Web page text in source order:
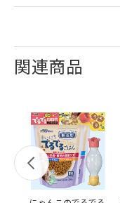
関連商品